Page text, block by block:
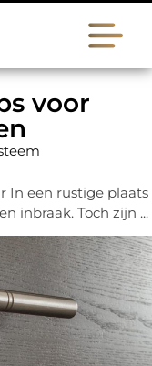
voor
In een rustige plaats
inbraak. Toch zijn ...